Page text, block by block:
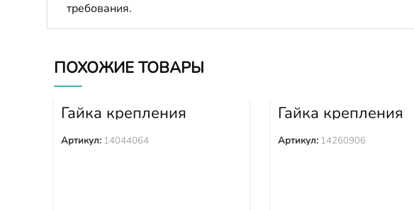
требования.
ПОХОЖИЕ ТОВАРЫ
Гайка крепления
башмака 14044064
Артикул: 14044064
Гайка крепления
башмака 14260906
Артикул: 14260906